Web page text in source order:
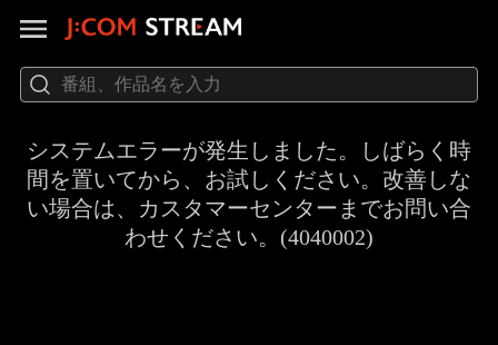
システムエラーが発生しました。しばらく時
間を置いてから、お試しください。改善しな
い場合は、カスタマーセンターまでお問い合
わせください。(4040002)